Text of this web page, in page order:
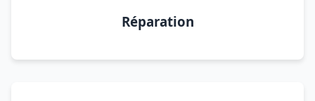
Réparation